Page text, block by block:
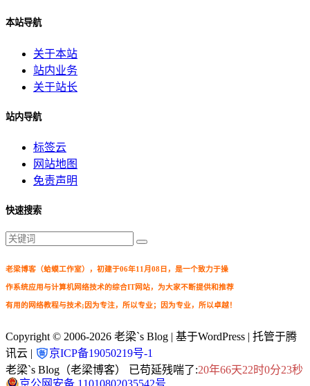
本站导航
关于本站
站内业务
关于站长
站内导航
标签云
网站地图
免责声明
快速搜索
老梁博客（蛤蟆工作室），初建于06年11月08日，是一个致力于操
作系统应用与计算机网络技术的综合IT网站，为大家不断提供和推荐
有用的网络教程与技术;因为专注，所以专业；因为专业，所以卓越！
Copyright © 2006-2026 老梁`s Blog | 基于WordPress | 托管于腾
讯云 |
京ICP备19050219号-1
老梁`s Blog（老梁博客） 已苟延残喘了:20年66天22时0分24秒
京公网安备 11010802035542号